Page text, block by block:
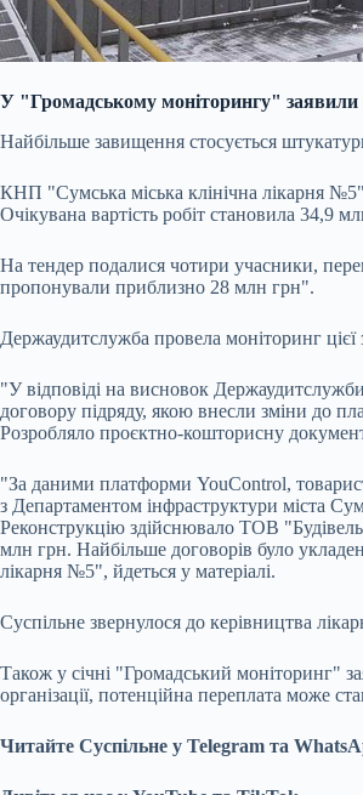
У "Громадському моніторингу" заявили
Найбільше завищення стосується
КНП "Сумська міська клінічна лікарня
Очікувана вартість робіт становила 34,9
На тендер подалися чотири учасники,
пропонували приблизно 28 млн грн".
Держаудитслужба провела моніторинг
"У відповіді на висновок
договору підряду, якою внесли зміни до
Розробляло проєктно-кошторисну
"За даними платформи YouControl,
з Департаментом інфраструктури міста
Реконструкцію здійснювало ТОВ
млн грн. Найбільше договорів було
лікарня №5", йдеться у матеріалі.
Суспільне звернулося до керівництва
Також у січні "Громадський моніторинг"
організації, потенційна переплата може
Читайте Суспільне у Telegram та